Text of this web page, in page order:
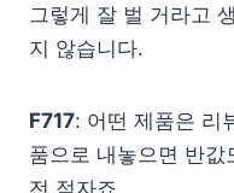
그렇게 잘 벌 거라고
지 않습니다.
F717: 어떤 제품은 리
품으로 내놓으면 반